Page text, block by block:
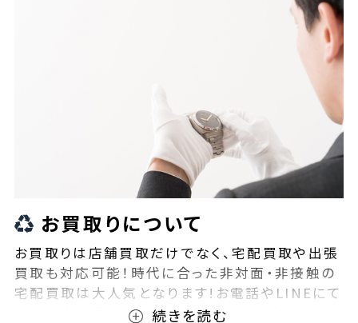
お買取りについて
お買取りは店舗買取だけでなく、宅配買取や出張
買取も対応可能！時代に合った非対面・非接触の
宅配買取は大人気となります!お電話やLINEにて
事前査定が可能となっております！また無料の宅